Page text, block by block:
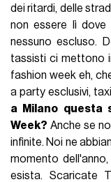
dei ritardi, delle
non essere lì dove
nessuno escluso.
tassisti ci mettono
fashion week eh,
a party esclusivi,
a Milano questa
Week? Anche se
infinite. Noi ne
momento
esista. Scaricate